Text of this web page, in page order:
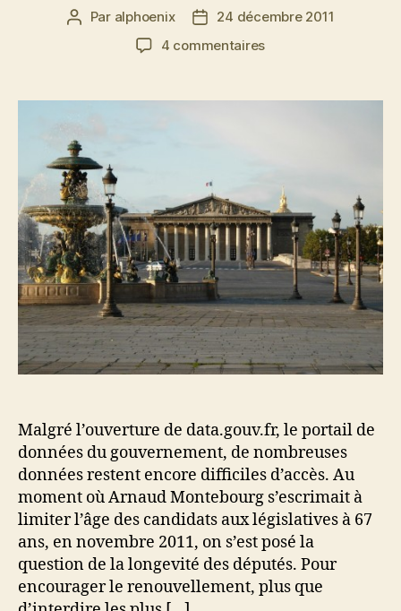
Auteur
Par alphoenix
Date24 décembre 2011
4 commentairessur
des
Malgré l’ouverture de data.gouv.fr, le portail de
données du gouvernement, de nombreuses
données restent encore difficiles d’accès. Au
moment où Arnaud Montebourg s’escrimait à
limiter l’âge des candidats aux législatives à 67
ans, en novembre 2011, on s’est posé la
question de la longevité des députés. Pour
encourager le renouvellement, plus que